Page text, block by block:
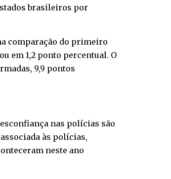
brasileiros por
comparação do primeiro
em 1,2 ponto percentual. O
9,9 pontos
nas polícias são
às polícias,
neste ano